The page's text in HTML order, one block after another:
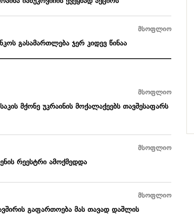
მსოფლიო
გასამართლება ჯერ კიდევ წინაა
მსოფლიო
მქონე უკრაინის მოქალაქეებს თავშესაფარს
მსოფლიო
რეესტრი ამოქმედდა
მსოფლიო
გაფართოება მას თავად დაშლის